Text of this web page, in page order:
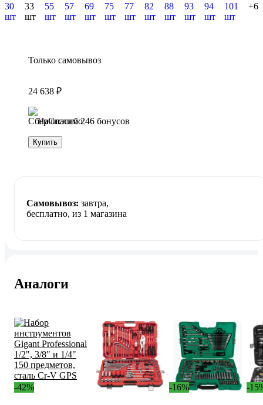
30
шт
33
шт
55
шт
57
шт
69
шт
75
шт
77
шт
82
шт
88
шт
93
шт
94
шт
101
шт
+6
Только самовывоз
24 638 ₽
Начислим 246 бонусов
Купить
Самовывоз: завтра,
бесплатно, из 1 магазина
Аналоги
-42% -16% -